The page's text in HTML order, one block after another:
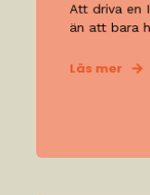
Att driva en
än att bara
Läs mer